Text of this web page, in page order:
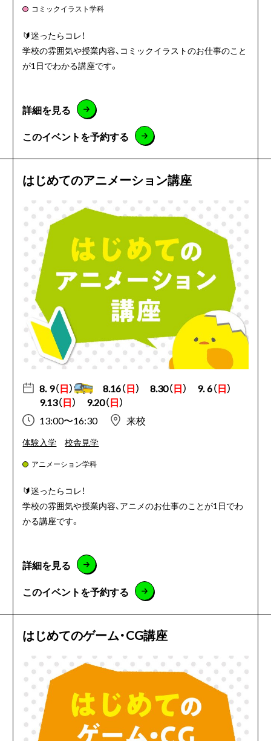
コミックイラスト学科
🔰迷ったらコレ！
学校の雰囲気や授業内容、コミックイラストのお仕事のこと
が1日でわかる講座です。
詳細を見る
このイベントを予約する
はじめてのアニメーション講座
8. 9（日） 8.16（日） 8.30（日） 9. 6（日）
9.13（日） 9.20（日）
13:00〜16:30
来校
体験入学 校舎見学
アニメーション学科
🔰迷ったらコレ！
学校の雰囲気や授業内容、アニメのお仕事のことが1日でわ
かる講座です。
詳細を見る
このイベントを予約する
はじめてのゲーム・CG講座